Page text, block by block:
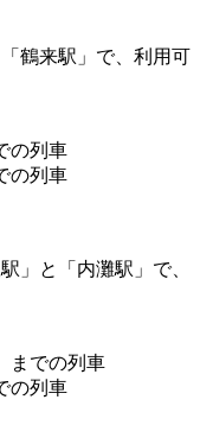
鶴来駅」で、利用可
の列車
の列車
」と「内灘駅」で、
までの列車
の列車